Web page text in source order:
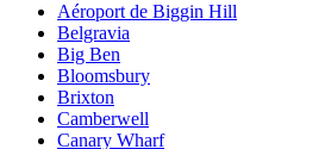
Aéroport de Biggin Hill
Belgravia
Big Ben
Bloomsbury
Brixton
Camberwell
Canary Wharf